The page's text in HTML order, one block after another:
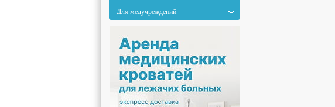
Для медучреждений